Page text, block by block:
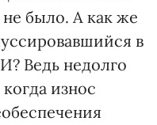
было. А как же
в
Ведь недолго
износ